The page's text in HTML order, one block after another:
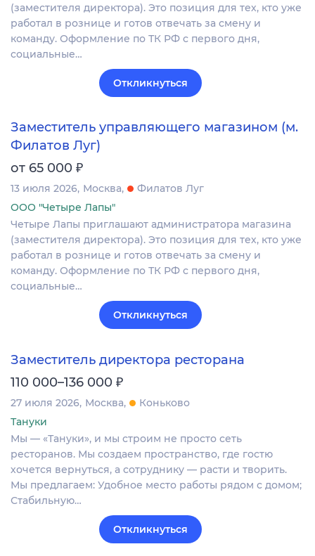
(заместителя директора). Это позиция для тех, кто уже
работал в рознице и готов отвечать за смену и
команду. Оформление по ТК РФ с первого дня,
социальные…
Откликнуться
Заместитель управляющего магазином (м.
Филатов Луг)
от 65 000 ₽
13 июля 2026 Москва
Филатов Луг
ООО "Четыре Лапы"
Четыре Лапы приглашают администратора магазина
(заместителя директора). Это позиция для тех, кто уже
работал в рознице и готов отвечать за смену и
команду. Оформление по ТК РФ с первого дня,
социальные…
Откликнуться
Заместитель директора ресторана
110 000–136 000 ₽
27 июля 2026 Москва
Коньково
Тануки
Мы — «Тануки», и мы строим не просто сеть
ресторанов. Мы создаем пространство, где гостю
хочется вернуться, а сотруднику — расти и творить.
Мы предлагаем: Удобное место работы рядом с домом;
Стабильную…
Откликнуться